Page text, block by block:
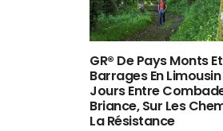
GR® De Pays Monts Et
Barrages En Limousin
Jours Entre
Briance, Sur Les
La Résistance